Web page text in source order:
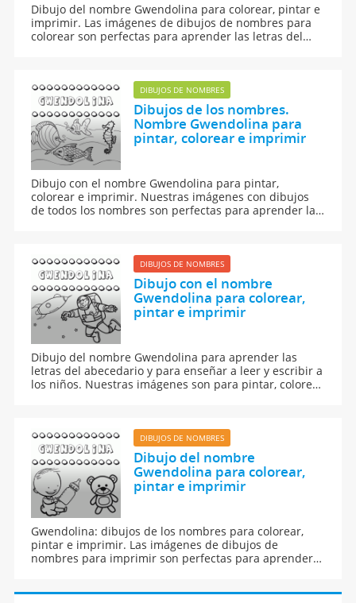
Dibujo del nombre Gwendolina para colorear, pintar e
imprimir. Las imágenes de dibujos de nombres para
colorear son perfectas para aprender las letras del
DIBUJOS DE NOMBRES
Dibujos de los nombres.
Nombre Gwendolina para
pintar, colorear e imprimir
Dibujo con el nombre Gwendolina para pintar,
colorear e imprimir. Nuestras imágenes con dibujos
de todos los nombres son perfectas para aprender las
DIBUJOS DE NOMBRES
Dibujo con el nombre
Gwendolina para colorear,
pintar e imprimir
Dibujo del nombre Gwendolina para aprender las
letras del abecedario y para enseñar a leer y escribir a
los niños. Nuestras imágenes son para pintar, colorear
DIBUJOS DE NOMBRES
Dibujo del nombre
Gwendolina para colorear,
pintar e imprimir
Gwendolina: dibujos de los nombres para colorear,
pintar e imprimir. Las imágenes de dibujos de
nombres para imprimir son perfectas para aprender a